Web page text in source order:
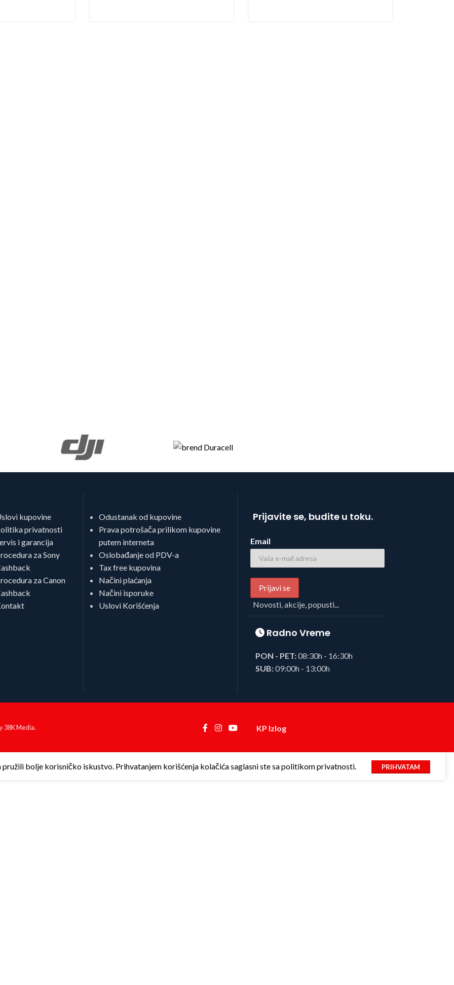
kupovine
privatnosti
i garancija
za Sony
za Canon
Odustanak od kupovine
Prava potrošača prilikom kupovine
putem interneta
Oslobađanje od PDV-a
Tax free kupovina
Načini plaćanja
Načini isporuke
Uslovi Korišćenja
Prijavite se, budite u toku.
Email
Novosti, akcije, popusti...
Radno Vreme
PON - PET:08:30h - 16:30h
SUB:09:00h - 13:00h
38K Media. KP Izlog
bolje korisničko iskustvo. Prihvatanjem korišćenja kolačića saglasni ste sa politikom privatnosti. PRIHVATAM